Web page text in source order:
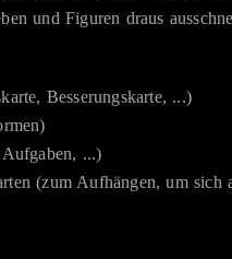
und Figuren draus
Besserungskarte, ...)
...)
(zum Aufhängen, um sich